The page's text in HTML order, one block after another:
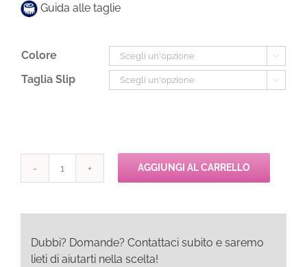
Guida alle taglie
Colore 
Taglia Slip 
Chantelle
quantità
AGGIUNGI AL CARRELLO
Dubbi? Domande? Contattaci subito e saremo
lieti di aiutarti nella scelta!